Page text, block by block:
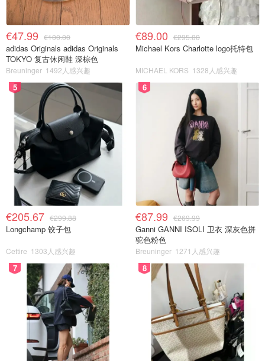
€47.99 €100.00
adidas Originals adidas Originals
TOKYO 复古休闲鞋 深棕色
Breuninger 1492人感兴趣
€89.00 €295.00
Michael Kors Charlotte logo托特包
MICHAEL KORS 1328人感兴趣
5
€205.67 €299.88
Longchamp 饺子包
Cettire 1303人感兴趣
6
€87.99 €269.99
Ganni GANNI ISOLI 卫衣 深灰色拼
驼色粉色
Breuninger 1271人感兴趣
7 8